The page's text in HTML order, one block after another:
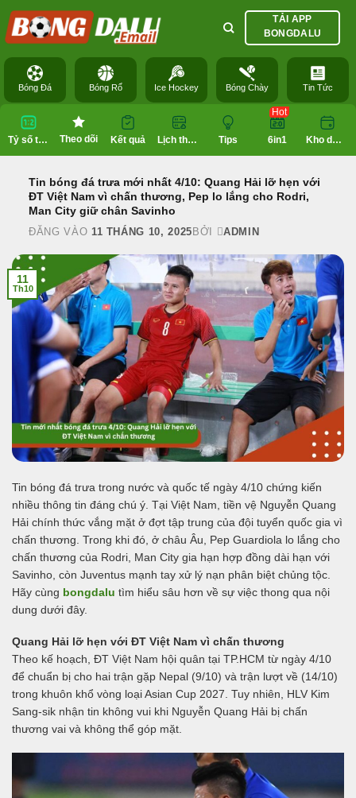
Bỏ
qua
nội
dung
Bóng Đá Bóng Rổ Ice Hockey Bóng Chày Tin Tức
TẢI APP
BONGDALU
Tỷ số trực tuyến Theo dõi Kết quả Lịch thi đấu Tips
Hot
6in1 Kho dữ liệu
Tin bóng đá trưa mới nhất 4/10: Quang Hải lỡ hẹn với
ĐT Việt Nam vì chấn thương, Pep lo lắng cho Rodri,
Man City giữ chân Savinho
ĐĂNG VÀO 11 THÁNG 10, 2025 BỞI ADMIN
11
Th10
Tin bóng đá trưa trong nước và quốc tế ngày 4/10 chứng kiến
nhiều thông tin đáng chú ý. Tại Việt Nam, tiền vệ Nguyễn Quang
Hải chính thức vắng mặt ở đợt tập trung của đội tuyển quốc gia vì
chấn thương. Trong khi đó, ở châu Âu, Pep Guardiola lo lắng cho
chấn thương của Rodri, Man City gia hạn hợp đồng dài hạn với
Savinho, còn Juventus mạnh tay xử lý nạn phân biệt chủng tộc.
Hãy cùng bongdalu tìm hiểu sâu hơn về sự việc thong qua nội
dung dưới đây.
Quang Hải lỡ hẹn với ĐT Việt Nam vì chấn thương
Theo kế hoạch, ĐT Việt Nam hội quân tại TP.HCM từ ngày 4/10
để chuẩn bị cho hai trận gặp Nepal (9/10) và trận lượt về (14/10)
trong khuôn khổ vòng loại Asian Cup 2027. Tuy nhiên, HLV Kim
Sang-sik nhận tin không vui khi Nguyễn Quang Hải bị chấn
thương vai và không thể góp mặt.